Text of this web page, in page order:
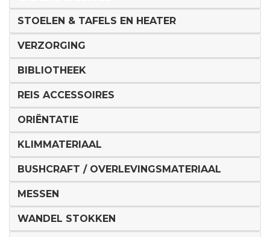
STOELEN & TAFELS EN HEATER
VERZORGING
BIBLIOTHEEK
REIS ACCESSOIRES
ORIËNTATIE
KLIMMATERIAAL
BUSHCRAFT / OVERLEVINGSMATERIAAL
MESSEN
WANDEL STOKKEN